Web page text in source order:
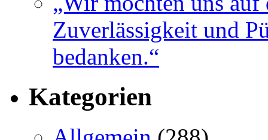
Zuverlässigkeit und
bedanken.“
Kategorien